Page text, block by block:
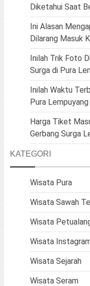
Diketahui Saat
Ini Alasan
Dilarang Masuk
Inilah Trik Foto
Surga di Pura
Inilah Waktu
Pura Lempuyang
Harga Tiket
Gerbang Surga
KATEGORI
Wisata Pura
Wisata Sawah
Wisata
Wisata
Wisata Sejarah
Wisata Seram